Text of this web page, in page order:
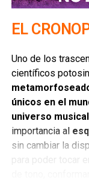
seguramente
seremos como
Jesús.
EL
Uno de los
científicos
únicos en el
universo
importancia al
sin cambiar la
para poder tocar